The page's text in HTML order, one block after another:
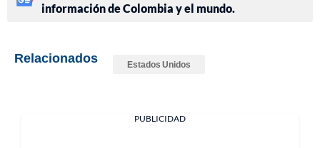
información de Colombia y el mundo.
Relacionados Estados Unidos
PUBLICIDAD